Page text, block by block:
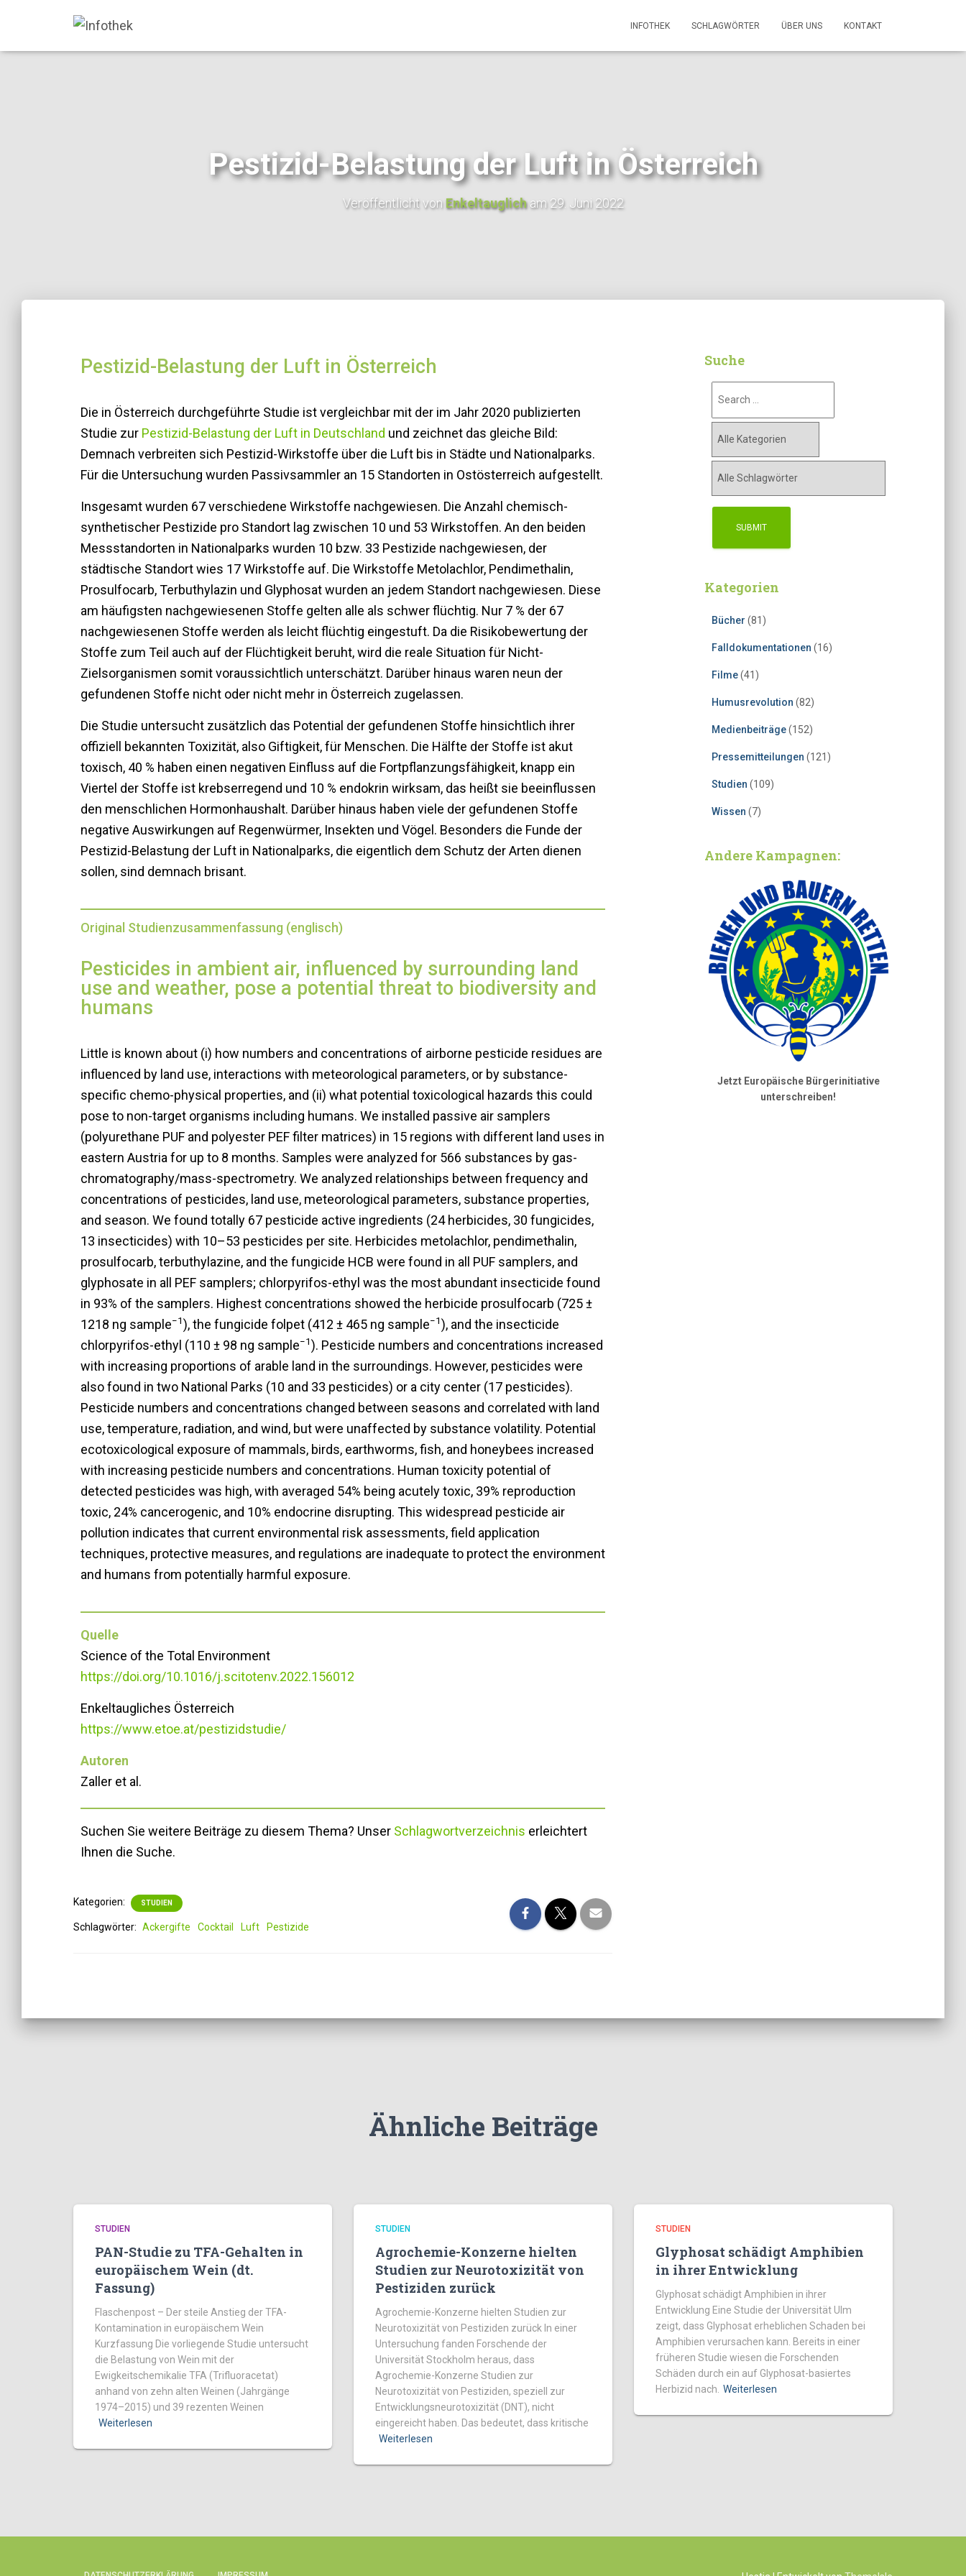
INFOTHEK SCHLAGWÖRTER ÜBER UNS KONTAKT
Pestizid-Belastung der Luft in Österreich
Veröffentlicht vonEnkeltauglicham29. Juni 2022
Pestizid-Belastung der Luft in Österreich
Die in Österreich durchgeführte Studie ist vergleichbar mit der im Jahr 2020 publizierten
Studie zur Pestizid-Belastung der Luft in Deutschland und zeichnet das gleiche Bild:
Demnach verbreiten sich Pestizid-Wirkstoffe über die Luft bis in Städte und Nationalparks.
Für die Untersuchung wurden Passivsammler an 15 Standorten in Ostösterreich aufgestellt.
Insgesamt wurden 67 verschiedene Wirkstoffe nachgewiesen. Die Anzahl chemisch-
synthetischer Pestizide pro Standort lag zwischen 10 und 53 Wirkstoffen. An den beiden
Messstandorten in Nationalparks wurden 10 bzw. 33 Pestizide nachgewiesen, der
städtische Standort wies 17 Wirkstoffe auf. Die Wirkstoffe Metolachlor, Pendimethalin,
Prosulfocarb, Terbuthylazin und Glyphosat wurden an jedem Standort nachgewiesen. Diese
am häufigsten nachgewiesenen Stoffe gelten alle als schwer flüchtig. Nur 7 % der 67
nachgewiesenen Stoffe werden als leicht flüchtig eingestuft. Da die Risikobewertung der
Stoffe zum Teil auch auf der Flüchtigkeit beruht, wird die reale Situation für Nicht-
Zielsorganismen somit voraussichtlich unterschätzt. Darüber hinaus waren neun der
gefundenen Stoffe nicht oder nicht mehr in Österreich zugelassen.
Die Studie untersucht zusätzlich das Potential der gefundenen Stoffe hinsichtlich ihrer
offiziell bekannten Toxizität, also Giftigkeit, für Menschen. Die Hälfte der Stoffe ist akut
toxisch, 40 % haben einen negativen Einfluss auf die Fortpflanzungsfähigkeit, knapp ein
Viertel der Stoffe ist krebserregend und 10 % endokrin wirksam, das heißt sie beeinflussen
den menschlichen Hormonhaushalt. Darüber hinaus haben viele der gefundenen Stoffe
negative Auswirkungen auf Regenwürmer, Insekten und Vögel. Besonders die Funde der
Pestizid-Belastung der Luft in Nationalparks, die eigentlich dem Schutz der Arten dienen
sollen, sind demnach brisant.
Original Studienzusammenfassung (englisch)
Pesticides in ambient air, influenced by surrounding land
use and weather, pose a potential threat to biodiversity and
humans
Little is known about (i) how numbers and concentrations of airborne pesticide residues are
influenced by land use, interactions with meteorological parameters, or by substance-
specific chemo-physical properties, and (ii) what potential toxicological hazards this could
pose to non-target organisms including humans. We installed passive air samplers
(polyurethane PUF and polyester PEF filter matrices) in 15 regions with different land uses in
eastern Austria for up to 8 months. Samples were analyzed for 566 substances by gas-
chromatography/mass-spectrometry. We analyzed relationships between frequency and
concentrations of pesticides, land use, meteorological parameters, substance properties,
and season. We found totally 67 pesticide active ingredients (24 herbicides, 30 fungicides,
13 insecticides) with 10–53 pesticides per site. Herbicides metolachlor, pendimethalin,
prosulfocarb, terbuthylazine, and the fungicide HCB were found in all PUF samplers, and
glyphosate in all PEF samplers; chlorpyrifos-ethyl was the most abundant insecticide found
in 93% of the samplers. Highest concentrations showed the herbicide prosulfocarb (725 ±
1218 ng sample−1), the fungicide folpet (412 ± 465 ng sample−1), and the insecticide
chlorpyrifos-ethyl (110 ± 98 ng sample−1). Pesticide numbers and concentrations increased
with increasing proportions of arable land in the surroundings. However, pesticides were
also found in two National Parks (10 and 33 pesticides) or a city center (17 pesticides).
Pesticide numbers and concentrations changed between seasons and correlated with land
use, temperature, radiation, and wind, but were unaffected by substance volatility. Potential
ecotoxicological exposure of mammals, birds, earthworms, fish, and honeybees increased
with increasing pesticide numbers and concentrations. Human toxicity potential of
detected pesticides was high, with averaged 54% being acutely toxic, 39% reproduction
toxic, 24% cancerogenic, and 10% endocrine disrupting. This widespread pesticide air
pollution indicates that current environmental risk assessments, field application
techniques, protective measures, and regulations are inadequate to protect the environment
and humans from potentially harmful exposure.
Quelle
Science of the Total Environment
https://doi.org/10.1016/j.scitotenv.2022.156012
Enkeltaugliches Österreich
https://www.etoe.at/pestizidstudie/
Autoren
Zaller et al.
Suchen Sie weitere Beiträge zu diesem Thema? Unser Schlagwortverzeichnis erleichtert
Ihnen die Suche.
Kategorien: STUDIEN
Schlagwörter: Ackergifte Cocktail Luft Pestizide
Suche
Kategorien
Bücher (81)
Falldokumentationen (16)
Filme(41)
Humusrevolution (82)
Medienbeiträge(152)
Pressemitteilungen (121)
Studien (109)
Wissen (7)
Andere Kampagnen:
Jetzt Europäische Bürgerinitiative
unterschreiben!
Ähnliche Beiträge
STUDIEN
PAN-Studie zu TFA-Gehalten in
europäischem Wein (dt.
Fassung)
Flaschenpost – Der steile Anstieg der TFA-
Kontamination in europäischem Wein
Kurzfassung Die vorliegende Studie untersucht
die Belastung von Wein mit der
Ewigkeitschemikalie TFA (Trifluoracetat)
anhand von zehn alten Weinen (Jahrgänge
1974–2015) und 39 rezenten Weinen
Weiterlesen
STUDIEN
Agrochemie-Konzerne hielten
Studien zur Neurotoxizität von
Pestiziden zurück
Agrochemie-Konzerne hielten Studien zur
Neurotoxizität von Pestiziden zurück In einer
Untersuchung fanden Forschende der
Universität Stockholm heraus, dass
Agrochemie-Konzerne Studien zur
Neurotoxizität von Pestiziden, speziell zur
Entwicklungsneurotoxizität (DNT), nicht
eingereicht haben. Das bedeutet, dass kritische
Weiterlesen
STUDIEN
Glyphosat schädigt Amphibien
in ihrer Entwicklung
Glyphosat schädigt Amphibien in ihrer
Entwicklung Eine Studie der Universität Ulm
zeigt, dass Glyphosat erheblichen Schaden bei
Amphibien verursachen kann. Bereits in einer
früheren Studie wiesen die Forschenden
Schäden durch ein auf Glyphosat-basiertes
Herbizid nach. Weiterlesen